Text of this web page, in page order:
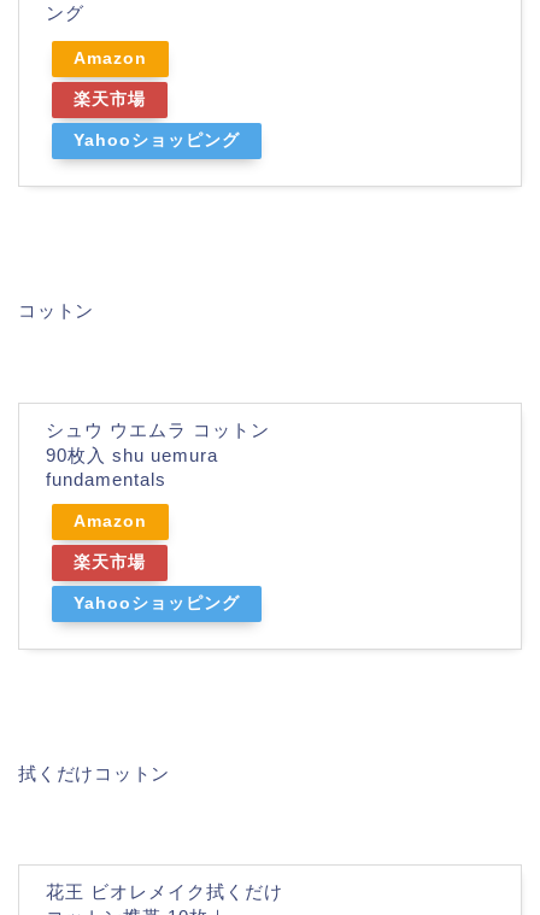
ング
Amazon
楽天市場
Yahooショッピング
コットン
シュウ ウエムラ コットン
90枚入 shu uemura
fundamentals
Amazon
楽天市場
Yahooショッピング
拭くだけコットン
花王 ビオレメイク拭くだけ